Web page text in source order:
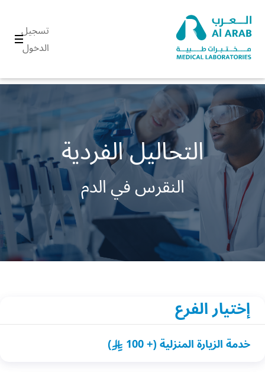
تسجيل
الدخول
التحاليل الفردية
النقرس في الدم
إختيار الفرع
خدمة الزيارة المنزلية (+ 100 )